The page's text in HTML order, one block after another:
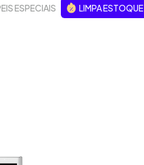
ESPECIAIS LIMPA ESTOQUE